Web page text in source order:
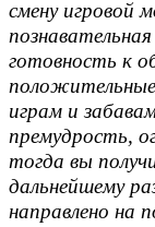
смену игровой
готовность к
играм и
премудрость,
тогда вы
дальнейшему
направлено на